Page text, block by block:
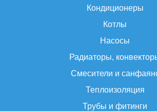
Кондиционеры
Котлы
Насосы
Радиаторы,
Смесители и
Теплоизоляция
Трубы и фитинги